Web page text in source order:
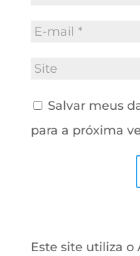
Salvar meus
para a próxima
Este site utiliza